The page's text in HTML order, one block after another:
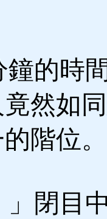
的時
然如
階位。
閉目